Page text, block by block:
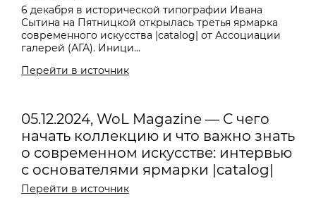
6 декабря в исторической типографии Ивана
Сытина на Пятницкой открылась третья ярмарка
современного искусства |catalog| от Ассоциации
галерей (АГА). Иници...
Перейти в источник
05.12.2024, WoL Magazine — С чего
начать коллекцию и что важно знать
о современном искусстве: интервью
с основателями ярмарки |catalog|
Перейти в источник